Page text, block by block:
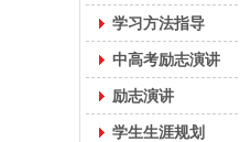
学习方法指导
中高考励志演讲
励志演讲
学生生涯规划